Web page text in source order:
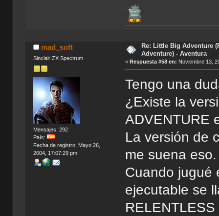
mad_soft
Sinclair ZX Spectrum
Mensajes: 292
País:
Fecha de registro: Mayo 26,
2004, 17:07:29 pm
Re: Little Big Adventure
Adventure) - Aventura
«Respuesta #58 en: Noviembre 13,
Tengo una
¿Existe la
ADVENTURE
La versión de
me suena eso.
Cuando jugué
ejecutable se